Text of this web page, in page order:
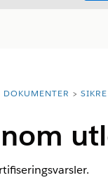
DOKUMENTER